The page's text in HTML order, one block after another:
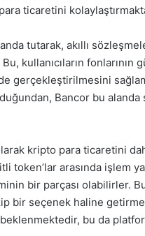
ticaretini
tutarak, akıllı
kullanıcıların fonlarının
gerçekleştirilmesini
Bancor bu
kripto para ticaretini
token’lar arasında işlem
bir parçası olabilirler.
bir seçenek haline
bu da